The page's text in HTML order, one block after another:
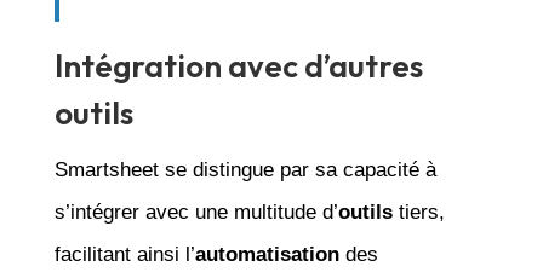
Intégration avec d’autres
outils
Smartsheet se distingue par sa capacité à
s’intégrer avec une multitude d’outilstiers,
facilitant ainsi l’automatisationdes